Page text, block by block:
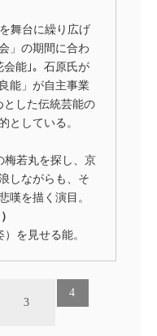
舞台に繰り広げ
」の期間に合わ
能｣。石原氏が
能」が自主事業
とした伝統芸能の
としている。
梅若丸を探し、京
しながらも、そ
嘆を描く演目。
を見せる能。
3
4